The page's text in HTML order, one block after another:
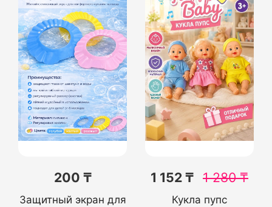
200 ₸
Защитный экран для
1 152 ₸ 1 280₸
Кукла пупс